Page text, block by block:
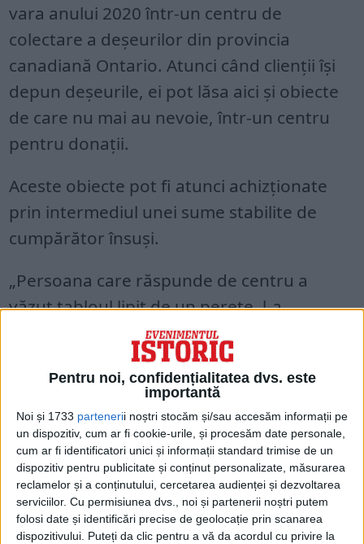
Pentru noi, confidențialitatea dvs. este
importantă
Noi și 1733 partenerii noștri stocăm și/sau accesăm informații pe
un dispozitiv, cum ar fi cookie-urile, și procesăm date personale,
cum ar fi identificatori unici și informații standard trimise de un
dispozitiv pentru publicitate și conținut personalizate, măsurarea
reclamelor și a conținutului, cercetarea audienței și dezvoltarea
serviciilor. Cu permisiunea dvs., noi și partenerii noștri putem
folosi date și identificări precise de geolocație prin scanarea
dispozitivului. Puteți da clic pentru a vă da acordul cu privire la
vara anului 2020 într-un centru de
colectare a deșeurilor din provincia
canadiană Ontario. Atunci când clienții își
depun deșeurile, ei pot lăsa aici și obiecte
de care nu mai au nevoie, într-un centru
pentru donații.
Aceste obiecte pot fi atunci achizționate
prin intermediul unei sume stabilite de
cumpărător însuși.
„Persoana care răspunde de centru a
văzut tabloul lipit de un perete, l-a
cercetat, l-a plăcut pe loc și apoi l-a
cumpărat”, a explicat Rob Cowley.
Pânza face parte din seria „Dead Heads”
(„Capete moarte”), alcătuită din 40 sau 50
de lucrări. Aceste portrete semiabstracte
ale prietenilor lui David Bowie, ale
membrilor familiei sale sau ale colegilor
muzicieni datează de la mijlocul anilor